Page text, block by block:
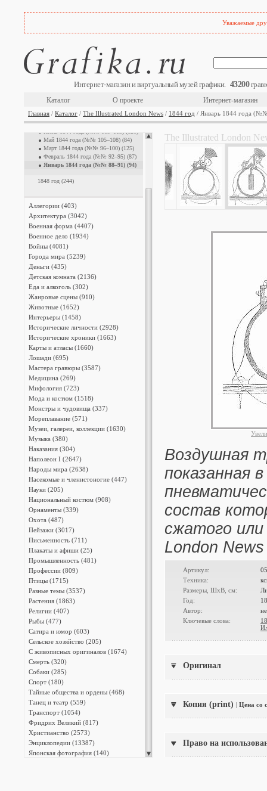
Уважаемые
Интернет-магазин и виртуальный музей графики. 43200
Каталог О проекте Интернет-магазин
Главная / Каталог / The Illustrated London News / 1844 год / Январь 1844 года
The Illustrated London News (872)
1844 год (628)
Апрель 1844 года (№№ 101–104) (116)
Декабрь 1844 года (№№ 136–139) (1)
Май 1844 года (№№ 105–108) (84)
Март 1844 года (№№ 96–100) (125)
Февраль 1844 года (№№ 92–95) (87)
Январь 1844 года (№№ 88–91) (94)
1848 год (244)
Аллегории (403)
Архитектура (3042)
Военная форма (4407)
Военное дело (1934)
Войны (4081)
Города мира (5239)
Деньги (435)
Детская комната (2136)
Еда и алкоголь (302)
Жанровые сцены (910)
Животные (1652)
Интерьеры (1458)
Исторические личности (2928)
Исторические хроники (1663)
Карты и атласы (1660)
Лошади (695)
Мастера гравюры (3587)
Медицина (269)
Мифология (723)
Мода и костюм (1518)
Монстры и чудовища (337)
Мореплавание (571)
Музеи, галереи, коллекции (1630)
Музыка (380)
Наказания (304)
Наполеон I (2647)
Народы мира (2638)
Насекомые и членистоногие (447)
Науки (205)
Национальный костюм (908)
Орнаменты (339)
Охота (487)
Пейзажи (3017)
Письменность (711)
Плакаты и афиши (25)
Промышленность (481)
Профессии (809)
Птицы (1715)
Разные темы (3537)
Растения (1863)
Религии (407)
Рыбы (477)
Сатира и юмор (603)
Сельское хозяйство (205)
С живописных оригиналов (1674)
Смерть (320)
Собаки (285)
Спорт (180)
Тайные общества и ордены (468)
Танец и театр (559)
Транспорт (1054)
Фридрих Великий (817)
Христианство (2573)
Энциклопедии (13387)
Японская фотография (140)
The Illustrated London
Воздушная
показанная
состав
сжатого или
London
Артикул:
Техника:
Размеры, ШxВ, см:
Год:
Автор:
Ключевые слова:
Оригинал
Копия (print) | Цена со
Право на